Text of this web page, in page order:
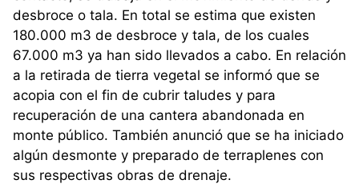
desbroce o tala. En total se estima que existen
180.000 m3 de desbroce y tala, de los cuales
67.000 m3 ya han sido llevados a cabo. En relación
a la retirada de tierra vegetal se informó que se
acopia con el fin de cubrir taludes y para
recuperación de una cantera abandonada en
monte público. También anunció que se ha iniciado
algún desmonte y preparado de terraplenes con
sus respectivas obras de drenaje.